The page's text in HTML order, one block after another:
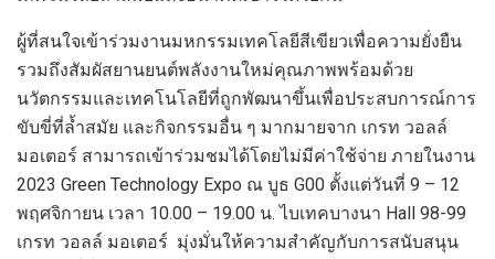
ผู้ที่สนใจเข้าร่วมงานมหกรรมเทคโลยีสีเขียวเพื่อความยั่งยืน
รวมถึงสัมผัสยานยนต์พลังงานใหม่คุณภาพพร้อมด้วย
นวัตกรรมและเทคโนโลยีที่ถูกพัฒนาขึ้นเพื่อประสบการณ์การ
ขับขี่ที่ล้ำสมัย และกิจกรรมอื่น ๆ มากมายจาก เกรท วอลล์
มอเตอร์ สามารถเข้าร่วมชมได้โดยไม่มีค่าใช้จ่าย ภายในงาน
2023 Green Technology Expo ณ บูธ G00 ตั้งแต่วันที่ 9 – 12
พฤศจิกายน เวลา 10.00 – 19.00 น. ไบเทคบางนา Hall 98-99
เกรท วอลล์ มอเตอร์ มุ่งมั่นให้ความสำคัญกับการสนับสนุน